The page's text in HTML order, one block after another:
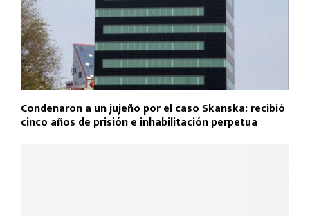
Condenaron a un jujeño por el caso Skanska: recibió
cinco años de prisión e inhabilitación perpetua